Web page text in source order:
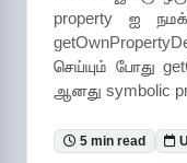
property ஐ
செய்யும் போது
ஆனது symbolic
5 min read